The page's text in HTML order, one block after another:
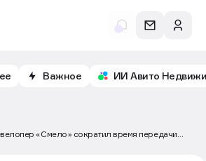
Важное ИИ Авито
«Смело» сократил время передачи